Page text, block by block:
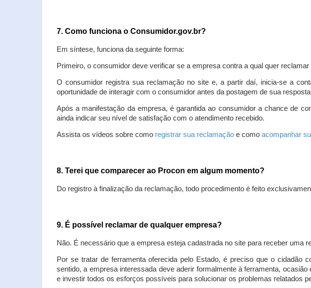
7. Como funciona o Consumidor.gov.br?
Em síntese, funciona da seguinte forma:
Primeiro, o consumidor deve verificar se a empresa contra a qual quer
O consumidor registra sua reclamação no site e, a partir daí, inicia-se a
oportunidade de interagir com o consumidor antes da postagem de sua
Após a manifestação da empresa, é garantida ao consumidor a chance de
ainda indicar seu nível de satisfação com o atendimento recebido.
Assista os vídeos sobre como registrar sua reclamação e como acompanhar
8. Terei que comparecer ao Procon em algum momento?
Do registro à finalização da reclamação, todo procedimento é feito
9. É possível reclamar de qualquer empresa?
Não. É necessário que a empresa esteja cadastrada no site para receber uma
Por se tratar de ferramenta oferecida pelo Estado, é preciso que o cidadão
sentido, a empresa interessada deve aderir formalmente à ferramenta,
e investir todos os esforços possíveis para solucionar os problemas relatados